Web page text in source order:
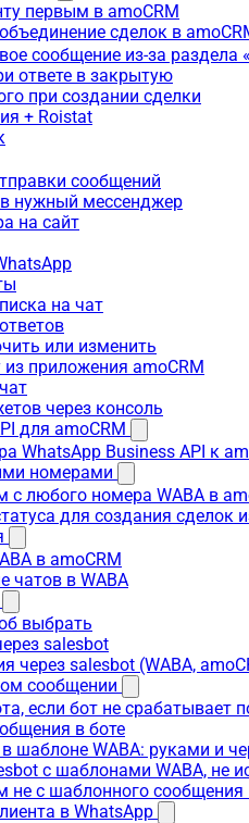
первым в amoCRM
сделок в
сообщение из-за раздела
ответе в закрытую
при создании сделки
+ Roistat
сообщений
нужный мессенджер
на сайт
на чат
или изменить
из приложения amoCRM
через консоль
для amoCRM
WhatsApp Business API к
номерами
с любого номера WABA в
для создания сделок
в amoCRM
чатов в WABA
выбрать
salesbot
через salesbot (WABA,
сообщении
если бот не срабатывает
в боте
шаблоне WABA: руками и
с шаблонами WABA, не
не с шаблонного сообщения
в WhatsApp